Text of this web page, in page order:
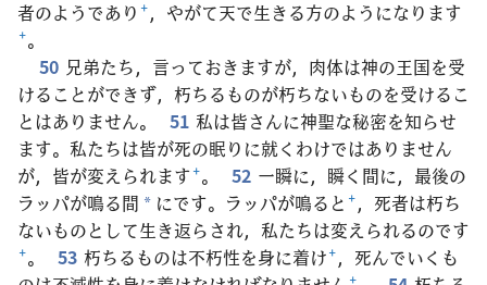
者のようであり +，やがて天で生きる方のようになります
+。
50 兄弟たち，言っておきますが，肉体は神の王国を受
けることができず，朽ちるものが朽ちないものを受けるこ
とはありません。
51 私は皆さんに神聖な秘密を知らせ
ます。私たちは皆が死の眠りに就くわけではありません
が，皆が変えられます+。 52 一瞬に，瞬く間に，最後の
ラッパが鳴る間 * にです。ラッパが鳴ると +，死者は朽ち
ないものとして生き返らされ，私たちは変えられるのです
+。 53 朽ちるものは不朽性を身に着け+，死んでいくも